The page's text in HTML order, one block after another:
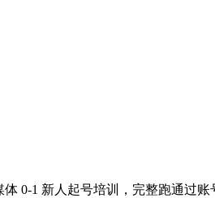
0-1 新人起号培训，完整跑通过